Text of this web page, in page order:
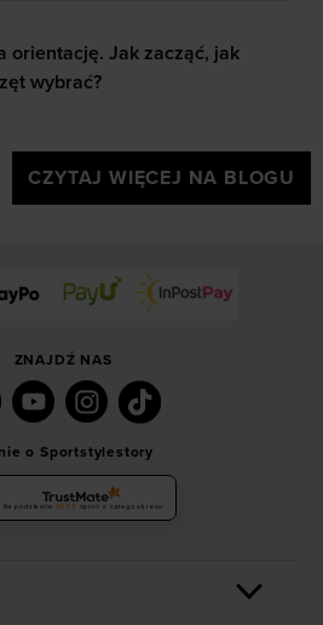
orientację. Jak zacząć, jak
orientację. Jak zacząć, jak
wybrać?
CZYTAJ WIĘCEJ NA BLOGU
ZNAJDŹ NAS
o Sportstylestory
Na podstawie 6036 opinii z całego okresu